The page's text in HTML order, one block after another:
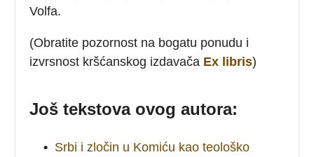
Volfa.
(Obratite pozornost na bogatu ponudu i
izvrsnost kršćanskog izdavača Ex libris)
Još tekstova ovog autora:
• Srbi i zločin u Komiću kao teološko